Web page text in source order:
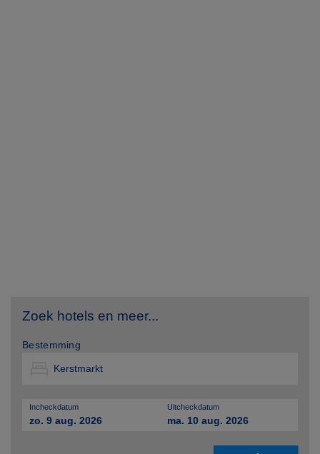
Zoek hotels en meer...
Bestemming
Incheckdatum
zo. 9 aug. 2026
Uitcheckdatum
ma. 10 aug. 2026